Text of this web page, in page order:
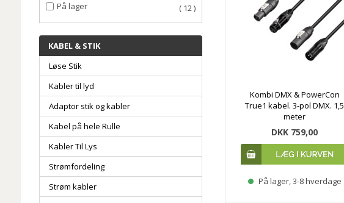
På lager
( 12 )
KABEL & STIK
Løse Stik
Kabler til lyd
Adaptor stik og kabler
Kabel på hele Rulle
Kabler Til Lys
Strømfordeling
Strøm kabler
Kombi DMX & PowerCon
True1 kabel. 3-pol DMX. 1,5
meter
DKK 759,00
På lager, 3-8 hverdage